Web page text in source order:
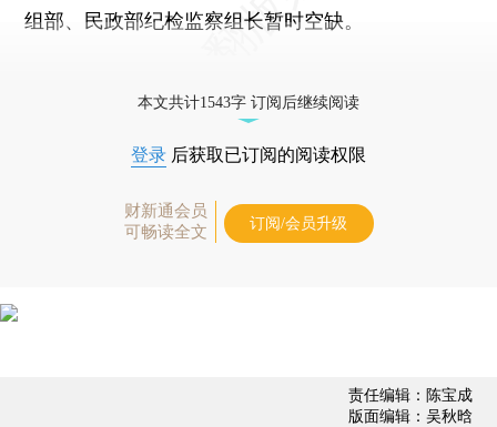
组部、民政部纪检监察组长暂时空缺。
本文共计1543字 订阅后继续阅读
登录 后获取已订阅的阅读权限
财新通会员
可畅读全文
订阅/会员升级
责任编辑：陈宝成
版面编辑：吴秋晗